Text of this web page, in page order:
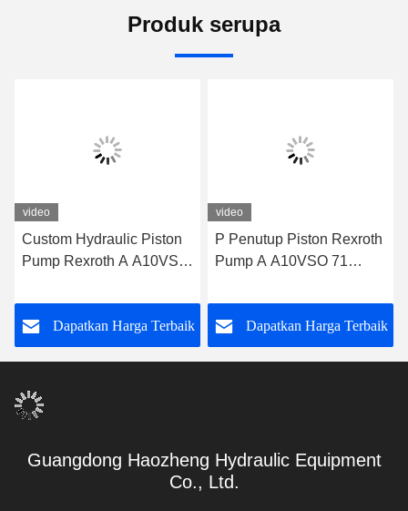
Produk serupa
video
Custom Hydraulic Piston
Pump Rexroth A A10VSO
PRA12KD5
Dapatkan Harga Terbaik
video
P Penutup Piston Rexroth
Pump A A10VSO 71
PRC12KC3 -SO479
Dapatkan Harga Terbaik
Guangdong Haozheng Hydraulic Equipment
Co., Ltd.